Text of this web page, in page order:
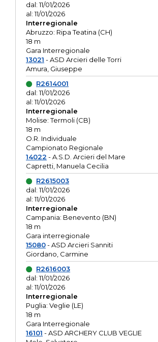
dal: 11/01/2026
al: 11/01/2026
Interregionale
Abruzzo: Ripa Teatina (CH)
18 m
Gara Interregionale
13021 - ASD Arcieri delle Torri
Amura, Giuseppe
R2614001
dal: 11/01/2026
al: 11/01/2026
Interregionale
Molise: Termoli (CB)
18 m
O.R. Individuale
Campionato Regionale
14022 - A.S.D. Arcieri del Mare
Capretti, Manuela Cecilia
R2615003
dal: 11/01/2026
al: 11/01/2026
Interregionale
Campania: Benevento (BN)
18 m
Gara interregionale
15080- ASD Arcieri Sanniti
Giordano, Carmine
R2616003
dal: 11/01/2026
al: 11/01/2026
Interregionale
Puglia: Veglie (LE)
18 m
Gara Interregionale
16101 - ASD ARCHERY CLUB VEGLIE